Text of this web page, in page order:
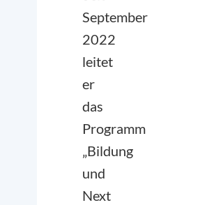
September
2022
leitet
er
das
Programm
„Bildung
und
Next